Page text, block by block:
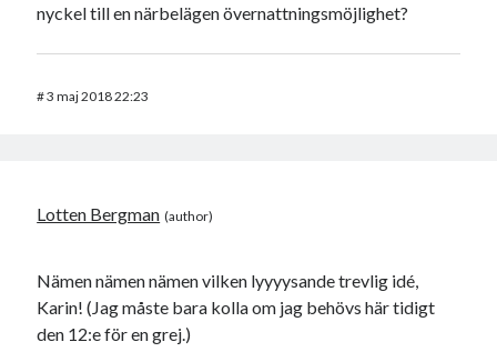
nyckel till en närbelägen övernattningsmöjlighet?
#3 maj 2018 22:23
Lotten Bergman
Nämen nämen nämen vilken lyyyysande trevlig idé,
Karin! (Jag måste bara kolla om jag behövs här tidigt
den 12:e för en grej.)